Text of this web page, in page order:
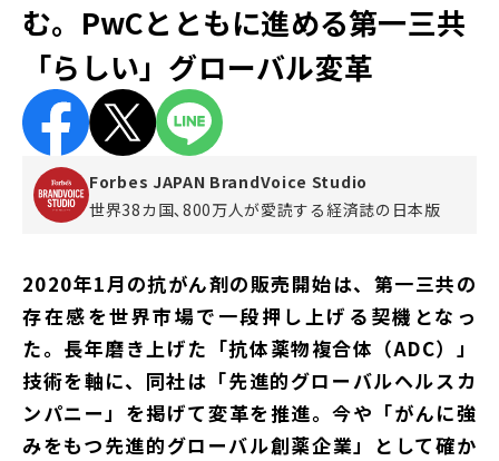
む。PwCとともに進める第一三共
「らしい」グローバル変革
Forbes JAPAN BrandVoice Studio
世界38カ国､800万人が愛読する 経済誌の日本版
2020年1月の抗がん剤の販売開始は、第一三共の
存在感を世界市場で一段押し上げる契機となっ
た。長年磨き上げた「抗体薬物複合体（ADC）」
技術を軸に、同社は「先進的グローバルヘルスカ
ンパニー」を掲げて変革を推進。今や「がんに強
みをもつ先進的グローバル創薬企業」として確か